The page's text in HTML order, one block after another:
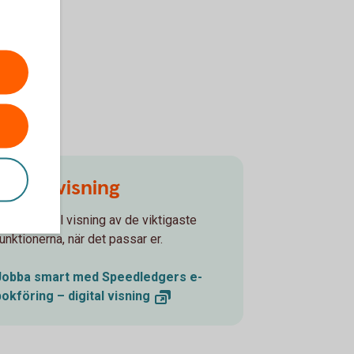
Digital visning
Se en digital visning av de viktigaste
när det passar er.
smart med Speedledgers e-
– digitalvisning